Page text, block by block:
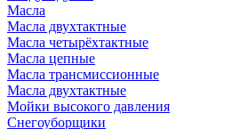
Масла
Масла двухтактные
Масла четырёхтактные
Масла цепные
Масла трансмиссионные
Масла двухтактные
Мойки высокого давления
Снегоуборщики